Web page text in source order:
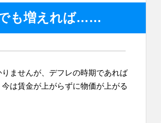
でも増えれば……
ませんが、デフレの時期であれば
は賃金が上がらずに物価が上がる